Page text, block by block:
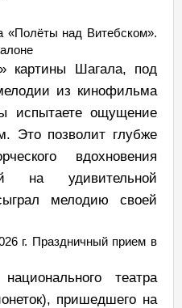
«Полёты над Витебском».
картины Шагала, под
из кинофильма
испытаете ощущение
Это позволит глубже
вдохновения
на удивительной
мелодию своей
г. Праздничный прием в
театра
пришедшего на